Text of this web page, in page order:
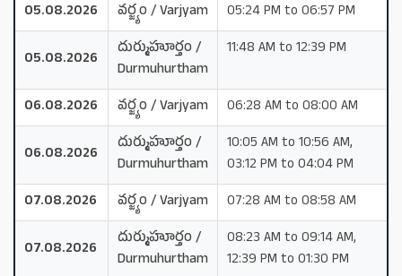
05.08.2026
వర్జ్యం / Varjyam 05:24 PM to 06:57 PM
05.08.2026
దుర్ముహూర్తం /
Durmuhurtham
11:48 AM to 12:39 PM
06.08.2026 వర్జ్యం / Varjyam 06:28 AM to 08:00 AM
06.08.2026
దుర్ముహూర్తం /
Durmuhurtham
10:05 AM to 10:56 AM,
03:12 PM to 04:04 PM
07.08.2026
వర్జ్యం / Varjyam 07:28 AM to 08:58 AM
07.08.2026
దుర్ముహూర్తం /
Durmuhurtham
08:23 AM to 09:14 AM,
12:39 PM to 01:30 PM